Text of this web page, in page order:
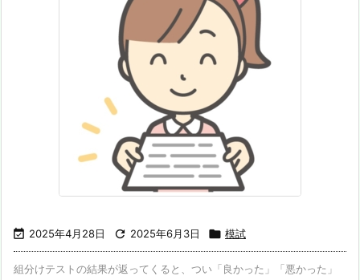
 2025年4月28日  2025年6月3日  模試
組分けテストの結果が返ってくると、つい「良かった」「悪かった」